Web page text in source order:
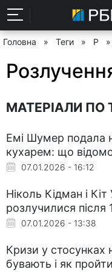
Головна » Теги » Р
МАТЕРІАЛИ ПО
Емі Шумер подала
кухарем: що
07.01.2026 - 16:12
Ніколь Кідман і Кіт
розлучилися
07.01.2026 - 13:38
Кризи у стосунках
бувають і як